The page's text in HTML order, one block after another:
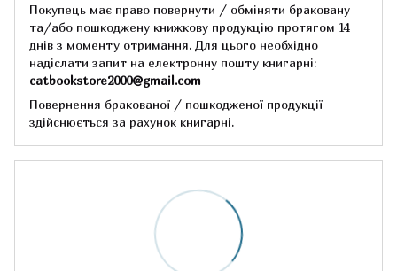
Покупець має право повернути / обміняти браковану
та/або пошкоджену книжкову продукцію протягом 14
днів з моменту отримання. Для цього необхідно
надіслати запит на електронну пошту книгарні:
catbookstore2000@gmail.com
Повернення бракованої / пошкодженої продукції
здійснюється за рахунок книгарні.